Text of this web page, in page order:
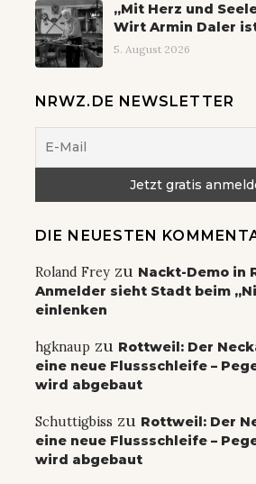
„Mit Herz und
Wirt Armin Daler
5. August 2026
NRWZ.DE NEWSLETTER
DIE NEUESTEN
Roland Frey zu Nackt-Demo in
Anmelder sieht Stadt beim
einlenken
hgknaup zu Rottweil: Der
eine neue Flussschleife –
wird abgebaut
Schuttigbiss zu Rottweil: Der
eine neue Flussschleife –
wird abgebaut